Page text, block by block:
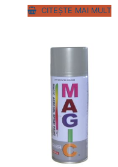
CITEȘTE MAI MULT